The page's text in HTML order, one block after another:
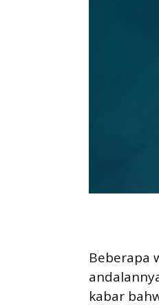
Beberapa
kabar